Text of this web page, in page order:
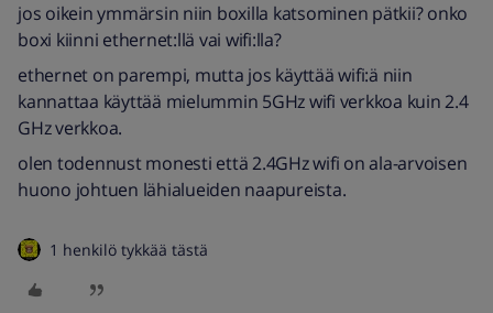
jos oikein ymmärsin niin boxilla katsominen pätkii? onko
boxi kiinni ethernet:llä vai wifi:lla?
ethernet on parempi, mutta jos käyttää wifi:ä niin
kannattaa käyttää mielummin 5GHz wifi verkkoa kuin 2.4
GHz verkkoa.
olen todennust monesti että 2.4GHz wifi on ala-arvoisen
huono johtuen lähialueiden naapureista.
1 henkilö tykkää tästä